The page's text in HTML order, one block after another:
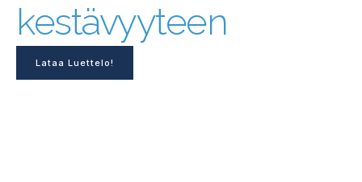
kestävyyteen
Lataa Luettelo!